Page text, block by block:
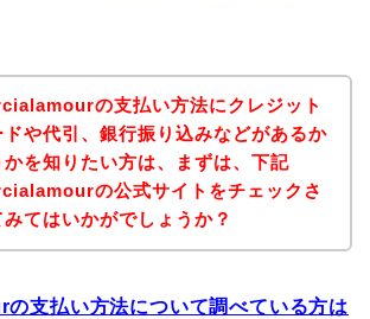
の支払い方法にクレジット
ドや代引、銀行振り込みなどがあるか
かを知りたい方は、まずは、下記
の公式サイトをチェックさ
みてはいかがでしょうか？
支払い方法について調べている方は